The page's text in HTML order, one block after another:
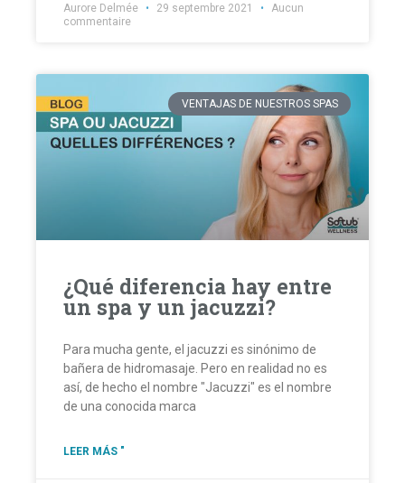
Aurore Delmée 29 septembre 2021
Aucun
commentaire
VENTAJAS DE NUESTROS SPAS
¿Qué diferencia hay entre
un spa y un jacuzzi?
Para mucha gente, el jacuzzi es sinónimo de
bañera de hidromasaje. Pero en realidad no es
así, de hecho el nombre "Jacuzzi" es el nombre
de una conocida marca
LEER MÁS "